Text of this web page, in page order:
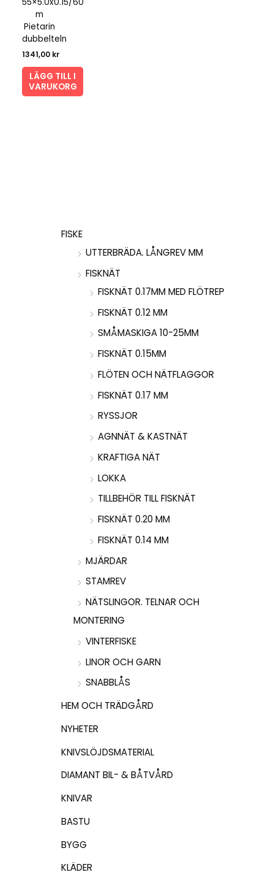
FISKE
UTTERBRÄDA. LÅNGREV MM
FISKNÄT
FISKNÄT 0.17MM MED FLÖTREP
FISKNÄT 0.12 MM
SMÅMASKIGA 10-25MM
FISKNÄT 0.15MM
FLÖTEN OCH NÄTFLAGGOR
FISKNÄT 0.17 MM
RYSSJOR
AGNNÄT & KASTNÄT
KRAFTIGA NÄT
LOKKA
TILLBEHÖR TILL FISKNÄT
FISKNÄT 0.20 MM
FISKNÄT 0.14 MM
MJÄRDAR
STAMREV
NÄTSLINGOR. TELNAR OCH
MONTERING
VINTERFISKE
LINOR OCH GARN
SNABBLÅS
HEM OCH TRÄDGÅRD
NYHETER
KNIVSLÖJDSMATERIAL
DIAMANT BIL- & BÅTVÅRD
KNIVAR
BASTU
BYGG
KLÄDER
m
Pietarin
dubbelteln
1341,00 kr
LÄGG TILL I
VARUKORG